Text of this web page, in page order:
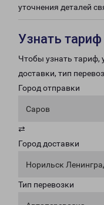
уточнения деталей
Узнать
Чтобы узнать тариф,
доставки, тип
Город отправки
Саров
⇄
Город доставки
Норильск
Тип перевозки